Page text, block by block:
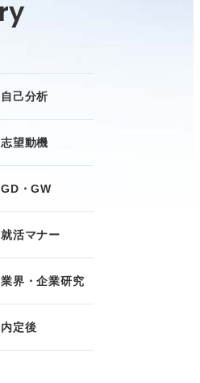
自己分析
志望動機
GD・GW
就活マナー
業界・企業研究
内定後